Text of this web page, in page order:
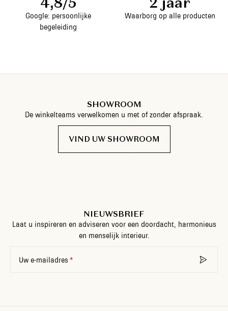
Google: persoonlijke
begeleiding
Waarborg op alle producten
SHOWROOM
De winkelteams verwelkomen u met of zonder afspraak.
VIND UW SHOWROOM
NIEUWSBRIEF
Laat u inspireren en adviseren voor een doordacht, harmonieus
en menselijk interieur.
Uw e-mailadres